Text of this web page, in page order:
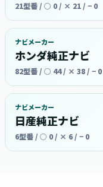
21型番 / ○ 0 / × 21 / − 0
ナビメーカー
ホンダ純正ナビ
82型番 / ○ 44 / × 38 / − 0
ナビメーカー
日産純正ナビ
6型番 / ○ 0 / × 6 / − 0